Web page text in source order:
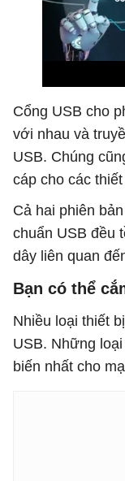
Cổng USB cho
với nhau và
USB. Chúng
cáp cho các
Cả hai phiên
chuẩn USB đều
dây liên quan
Bạn có thể
Nhiều loại thiết
USB. Những
biến nhất cho